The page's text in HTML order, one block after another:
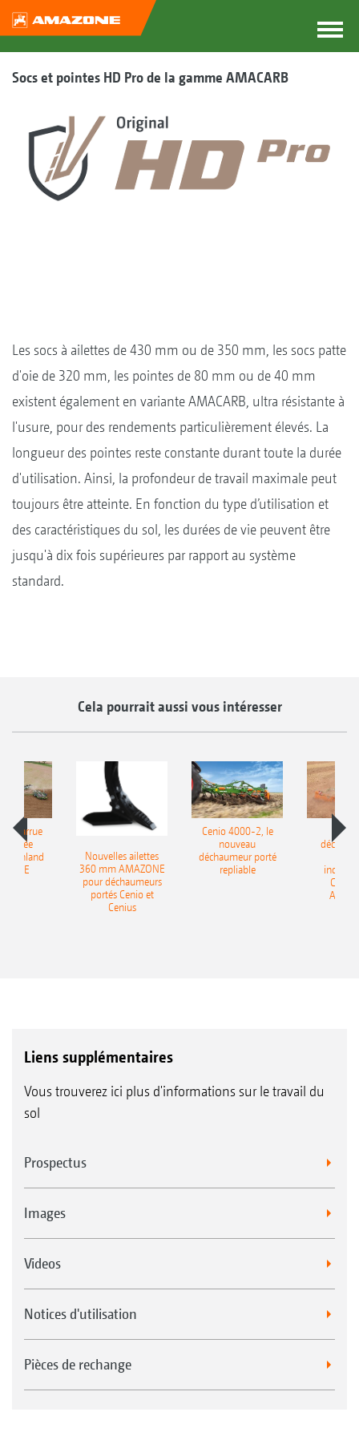
Socs et pointes HD Pro de la gamme AMACARB
Les socs à ailettes de 430 mm ou de 350 mm, les socs patte
d'oie de 320 mm, les pointes de 80 mm ou de 40 mm
existent également en variante AMACARB, ultra résistante à
l'usure, pour des rendements particulièrement élevés. La
longueur des pointes reste constante durant toute la durée
d'utilisation. Ainsi, la profondeur de travail maximale peut
toujours être atteinte. En fonction du type d’utilisation et
des caractéristiques du sol, les durées de vie peuvent être
jusqu'à dix fois supérieures par rapport au système
standard.
Cela pourrait aussi vous intéresser
charrue
portée
Onland
Nouvelles ailettes
360 mm AMAZONE
pour déchaumeurs
portés Cenio et
Cenius
Cenio 4000-2, le
nouveau
déchaumeur porté
repliable
Liens supplémentaires
Vous trouverez ici plus d'informations sur le travail du
sol
Prospectus
Images
Videos
Notices d'utilisation
Pièces de rechange